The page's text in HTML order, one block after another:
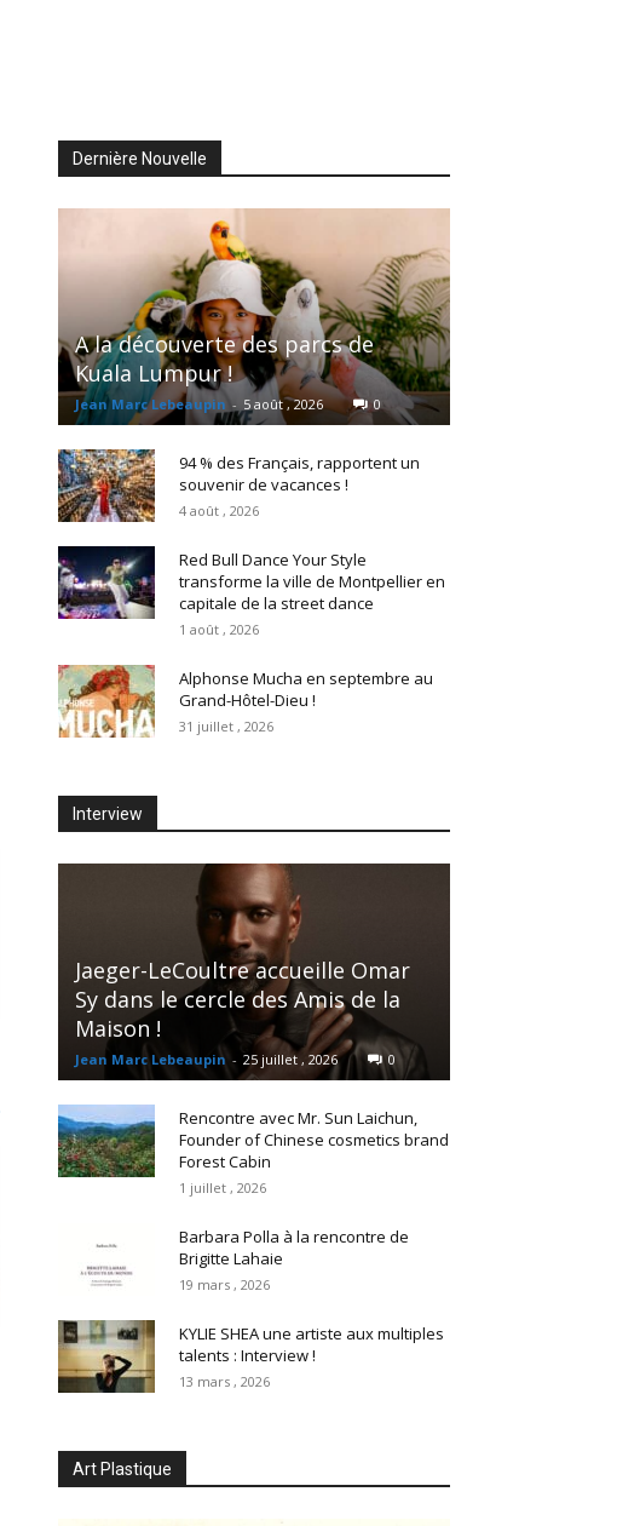
Dernière Nouvelle
A la découverte des parcs de
Kuala Lumpur !
Jean Marc Lebeaupin - 5 août , 2026 0
94 % des Français, rapportent un
souvenir de vacances !
4 août , 2026
Red Bull Dance Your Style
transforme la ville de Montpellier en
capitale de la street dance
1 août , 2026
Alphonse Mucha en septembre au
Grand-Hôtel-Dieu !
31 juillet , 2026
Interview
Jaeger-LeCoultre accueille Omar
Sy dans le cercle des Amis de la
Maison !
Jean Marc Lebeaupin - 25 juillet , 2026 0
Rencontre avec Mr. Sun Laichun,
Founder of Chinese cosmetics brand
Forest Cabin
1 juillet , 2026
Barbara Polla à la rencontre de
Brigitte Lahaie
19 mars , 2026
KYLIE SHEA une artiste aux multiples
talents : Interview !
13 mars , 2026
Art Plastique